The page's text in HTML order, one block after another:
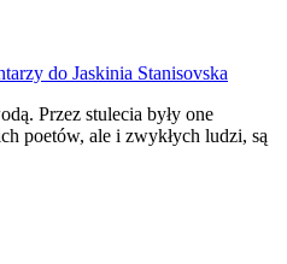
do Jaskinia Stanisovska
Przez stulecia były one
poetów, ale i zwykłych ludzi, są